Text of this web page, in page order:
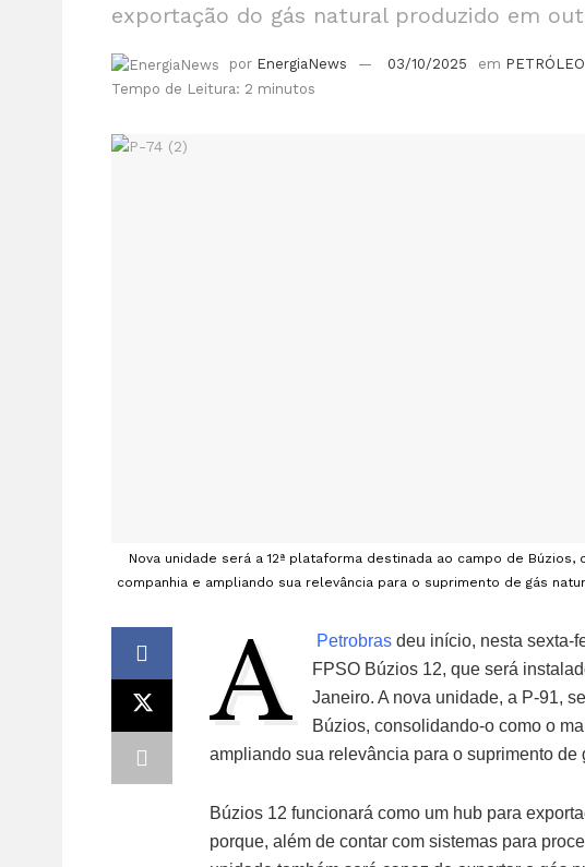
exportação do gás natural produzido em
por EnergiaNews 03/10/2025 em
Tempo de Leitura: 2 minutos
Nova unidade será a 12ª plataforma destinada ao campo de
companhia e ampliando sua relevância para o suprimento de gás
A Petrobras deu início, nesta sexta-
FPSO Búzios 12, que será
Janeiro. A nova unidade, a P-91,
Búzios, consolidando-o como o
ampliando sua relevância para o suprimento de
Búzios 12 funcionará como um hub para
porque, além de contar com sistemas para